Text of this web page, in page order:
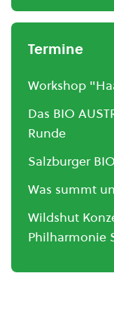
Termine
Workshop
Das BIO
Runde
Salzburger
Was summt
Wildshut
Philharmonie